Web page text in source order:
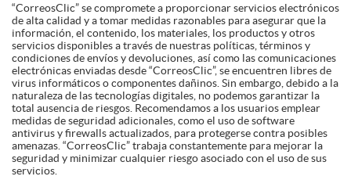
“CorreosClic” se compromete a proporcionar servicios electrónicos
de alta calidad y a tomar medidas razonables para asegurar que la
información, el contenido, los materiales, los productos y otros
servicios disponibles a través de nuestras políticas, términos y
condiciones de envíos y devoluciones, así como las comunicaciones
electrónicas enviadas desde “CorreosClic”, se encuentren libres de
virus informáticos o componentes dañinos. Sin embargo, debido a la
naturaleza de las tecnologías digitales, no podemos garantizar la
total ausencia de riesgos. Recomendamos a los usuarios emplear
medidas de seguridad adicionales, como el uso de software
antivirus y firewalls actualizados, para protegerse contra posibles
amenazas. “CorreosClic” trabaja constantemente para mejorar la
seguridad y minimizar cualquier riesgo asociado con el uso de sus
servicios.